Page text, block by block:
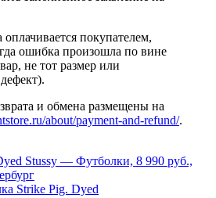
оплачивается покупателем,
ошибка произошла по вине
не тот размер или
и обмена размещены на
about/payment-and-refund/.
Strike Pig. Dyed